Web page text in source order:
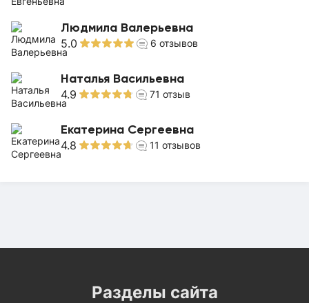
Людмила Валерьевна
5.0 6 отзывов
Наталья Васильевна
4.9 71 отзыв
Екатерина Сергеевна
4.8 11 отзывов
Разделы сайта